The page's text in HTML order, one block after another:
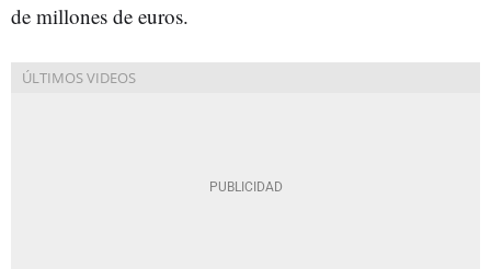
de millones de euros.